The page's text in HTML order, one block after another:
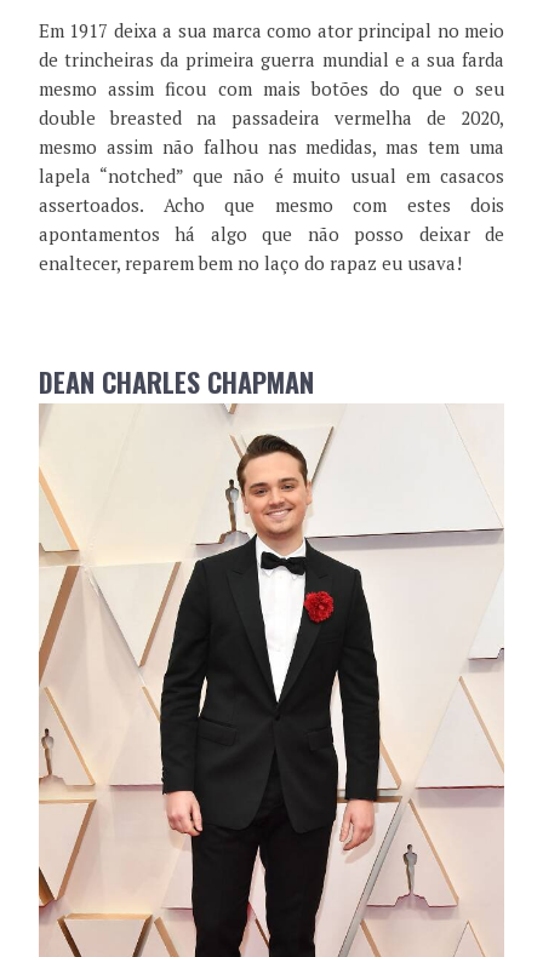
Em 1917 deixa a sua marca como ator principal no meio
de trincheiras da primeira guerra mundial e a sua farda
mesmo assim ficou com mais botões do que o seu
double breasted na passadeira vermelha de 2020,
mesmo assim não falhou nas medidas, mas tem uma
lapela “notched” que não é muito usual em casacos
assertoados. Acho que mesmo com estes dois
apontamentos há algo que não posso deixar de
enaltecer, reparem bem no laço do rapaz eu usava!
DEAN CHARLES CHAPMAN